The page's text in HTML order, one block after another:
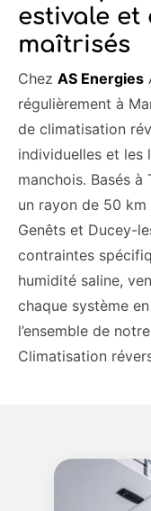
estivale
maîtrisés
Chez AS Energies
régulièrement à
de climatisation
individuelles et
manchois. Basés
un rayon de 50 km
Genêts et Ducey-
contraintes
humidité saline,
chaque système
l’ensemble de
Climatisation